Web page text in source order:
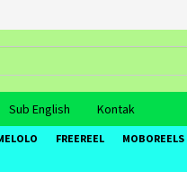
Sub English Kontak
FREEREEL MOBOREELS